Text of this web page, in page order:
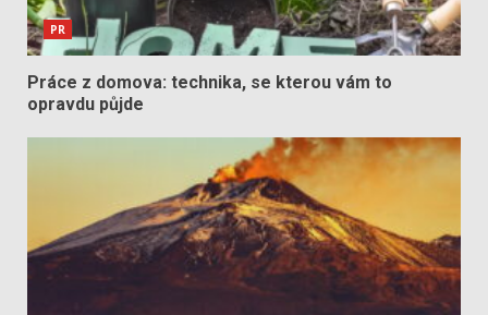
PR
Práce z domova: technika, se kterou vám to
opravdu půjde